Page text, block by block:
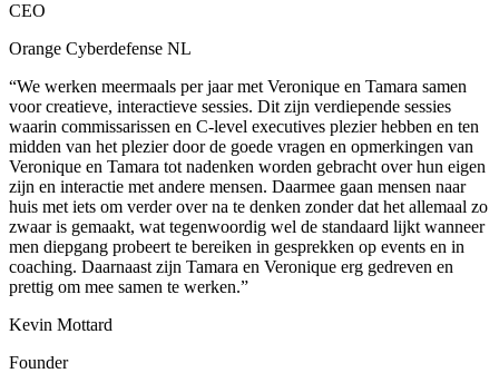
CEO
Orange Cyberdefense NL
“We werken meermaals per jaar met Veronique en Tamara samen
voor creatieve, interactieve sessies. Dit zijn verdiepende sessies
waarin commissarissen en C-level executives plezier hebben en ten
midden van het plezier door de goede vragen en opmerkingen van
Veronique en Tamara tot nadenken worden gebracht over hun eigen
zijn en interactie met andere mensen. Daarmee gaan mensen naar
huis met iets om verder over na te denken zonder dat het allemaal zo
zwaar is gemaakt, wat tegenwoordig wel de standaard lijkt wanneer
men diepgang probeert te bereiken in gesprekken op events en in
coaching. Daarnaast zijn Tamara en Veronique erg gedreven en
prettig om mee samen te werken.”
Kevin Mottard
Founder